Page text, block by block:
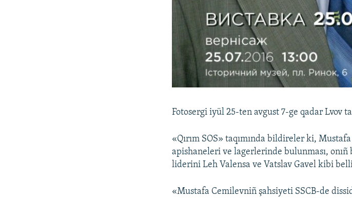
Fotosergi iyül 25-ten avgust 7-ge qadar Lvov
«Qırım SOS» taqımında bildireler ki,
apishaneleri ve lagerlerinde bulunması, onıñ
liderini Leh Valensa ve Vatslav Gavel kibi belli
«Mustafa Cemilevniñ şahsiyeti SSCB-de